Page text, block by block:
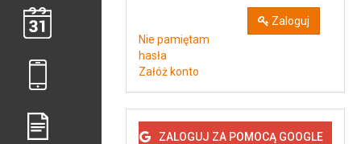
Nie pamiętam
hasła
Załóż konto
Zaloguj
ZALOGUJ ZA POMOCĄ GOOGLE